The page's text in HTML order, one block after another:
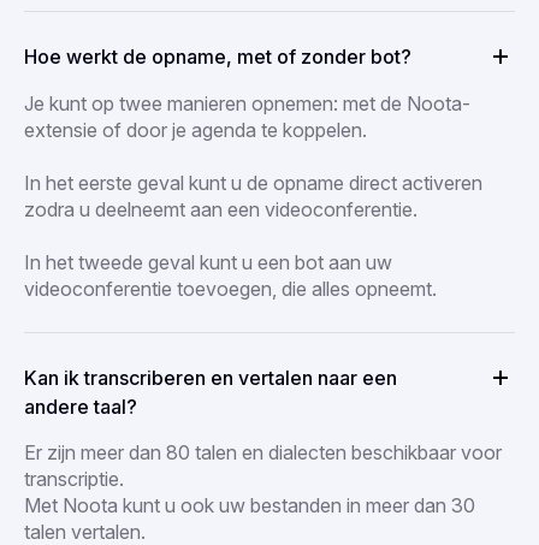
Hoe werkt de opname, met of zonder bot?
Je kunt op twee manieren opnemen: met de Noota-
extensie of door je agenda te koppelen.
In het eerste geval kunt u de opname direct activeren
zodra u deelneemt aan een videoconferentie.
In het tweede geval kunt u een bot aan uw
videoconferentie toevoegen, die alles opneemt.
Kan ik transcriberen en vertalen naar een
andere taal?
Er zijn meer dan 80 talen en dialecten beschikbaar voor
transcriptie.
Met Noota kunt u ook uw bestanden in meer dan 30
talen vertalen.